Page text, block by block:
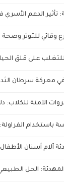
تأثير الدعم الأسري
وقائي للتوتر
على قلق
سرطان
الآمنة للكلاب:
باستخدام
آلام أسنان
الحل الطبيعي